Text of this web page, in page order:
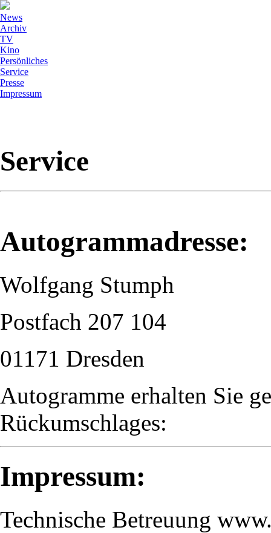
News
Archiv
TV
Kino
Persönliches
Service
Presse
Impressum
Service
Autogrammadresse:
Wolfgang Stumph
Postfach 207 104
01171 Dresden
Autogramme erhalten Sie
Rückumschlages:
Impressum:
Technische Betreuung